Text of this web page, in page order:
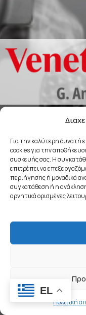
Για την καλύτερη δυνατή
cookies για την
συσκευής σας. Η
επιτρέπει να
περιήγησης ή μοναδικά
συγκατάθεση ή η
αρνητικά ορισμένες
Πολιτική
EL